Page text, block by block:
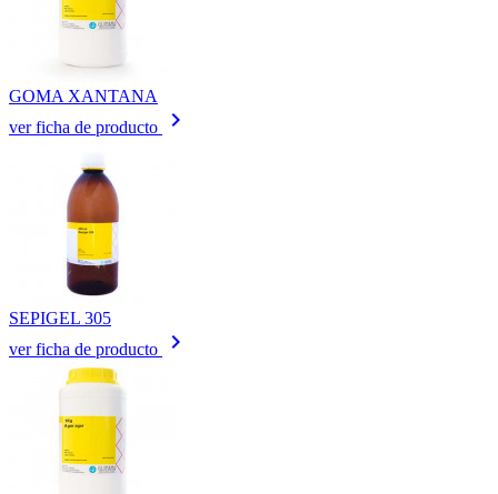
GOMA XANTANA
ver ficha de producto
keyboard_arrow_right
SEPIGEL 305
ver ficha de producto
keyboard_arrow_right